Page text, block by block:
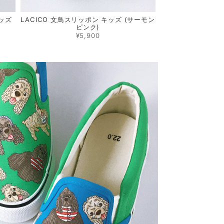
ズ
LACICO 文鳥スリッポン キッズ (サーモン
ピンク)
¥5,900